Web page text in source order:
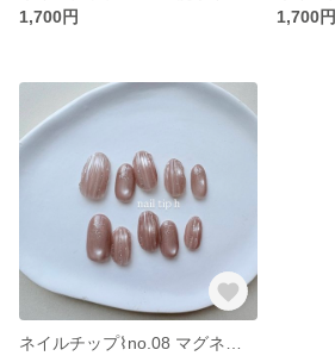
1,700円
1,700円